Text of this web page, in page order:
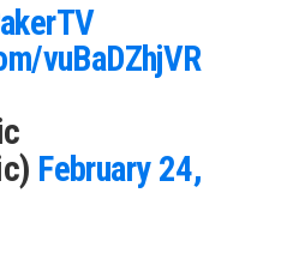
vuBaDZhjVR
February 24,